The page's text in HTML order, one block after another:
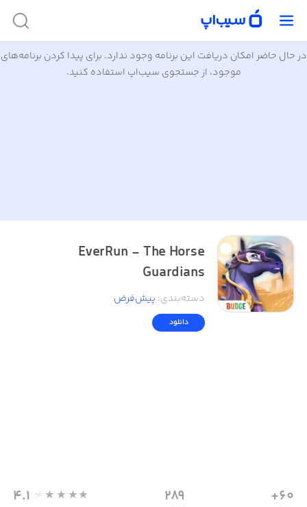
در حال حاضر امکان دریافت این برنامه وجود ندارد. برای پیدا کردن برنامه‌های
موجود، از جستجوی سیب‌اپ استفاده کنید.
EverRun - The Horse
Guardians
دسته‌بندی: پیش‌فرض
دانلود
60+
289
4.1